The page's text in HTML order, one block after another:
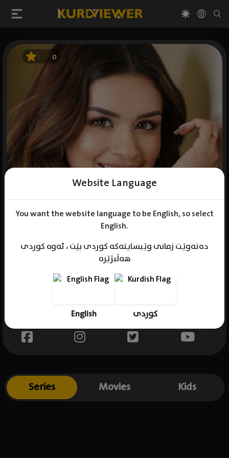
Website Language
You want the website language to be English, so select
English.
دەتەوێت زمانی وێبسایتەکە کوردی بێت ، ئەوە کوردی
هەڵبژێرە
English کوردی
0
Gender : female
Place of birth : India
Series Movies Kids